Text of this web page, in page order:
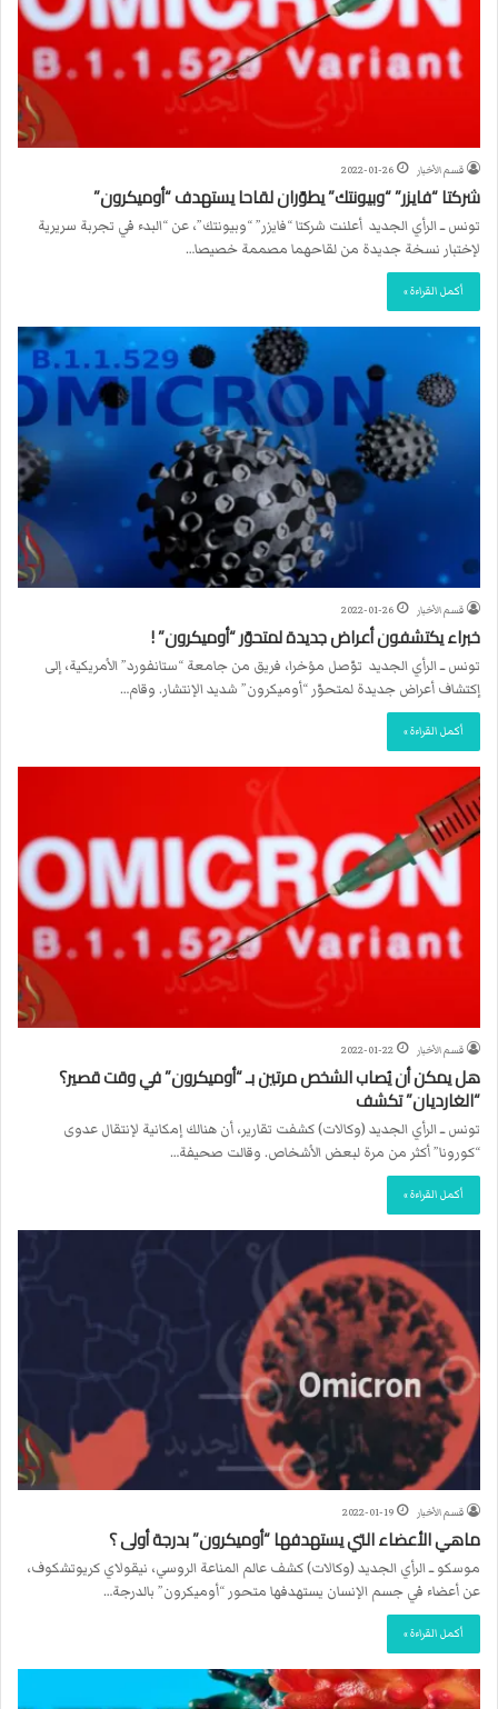
قسم الأخبار 2022-01-26
شركتا “فايزر” “وبيونتك” يطوّران لقاحا يستهدف “أوميكرون”
تونس ــ الرأي الجديد أعلنت شركتا “فايزر” “وبيونتك”، عن “البدء في تجربة سريرية
لإختبار نسخة جديدة من لقاحهما مصممة خصيصا…
أكمل القراءة »
قسم الأخبار 2022-01-26
خبراء يكتشفون أعراض جديدة لمتحوّر “أوميكرون” !
تونس ــ الرأي الجديد توّصل مؤخرا، فريق من جامعة “ستانفورد” الأمريكية، إلى
إكتشاف أعراض جديدة لمتحوّر “أوميكرون” شديد الإنتشار. وقام…
أكمل القراءة »
قسم الأخبار 2022-01-22
هل يمكن أن يُصاب الشخص مرتين بـ “أوميكرون” في وقت قصير؟
“الغارديان” تكشف
تونس ــ الرأي الجديد (وكالات) كشفت تقارير، أن هنالك إمكانية لإنتقال عدوى
“كورونا” أكثر من مرة لبعض الأشخاص. وقالت صحيفة…
أكمل القراءة »
قسم الأخبار 2022-01-19
ماهي الأعضاء التي يستهدفها “أوميكرون” بدرجة أولى ؟
موسكو ــ الرأي الجديد (وكالات) كشف عالم المناعة الروسي، نيقولاي كريوتشكوف،
عن أعضاء في جسم الإنسان يستهدفها متحور “أوميكرون” بالدرجة…
أكمل القراءة »